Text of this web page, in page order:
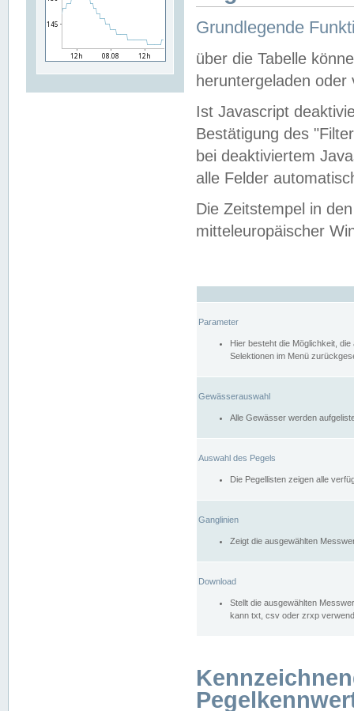
Grundlegende
über die Tabelle
heruntergeladen oder
Ist Javascript
Bestätigung des
bei deaktiviertem
alle Felder
Die Zeitstempel in
mitteleuropäischer
Parameter
Hier besteht die Möglichkeit,
Selektionen im Menü
Gewässerauswahl
Alle Gewässer werden
Auswahl des Pegels
Die Pegellisten zeigen alle
Ganglinien
Zeigt die ausgewählten
Download
Stellt die ausgewählten
kann txt, csv oder zrxp